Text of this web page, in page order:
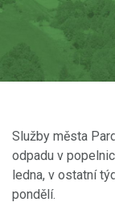
Služby města
odpadu v
ledna, v ostatní
pondělí.